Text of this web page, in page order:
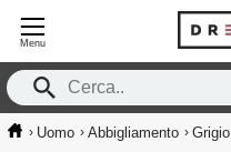
Menu
› Uomo › Abbigliamento › Grigio